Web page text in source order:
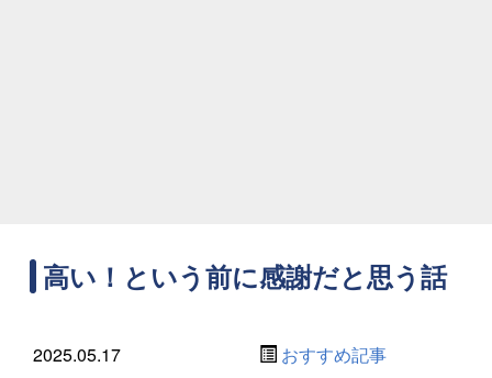
高い！という前に感謝だと思う話
2025.05.17 おすすめ記事